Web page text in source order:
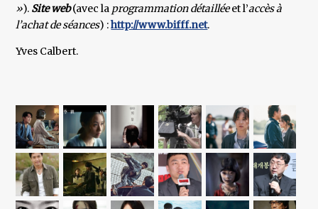
»). Site web(avec la programmation détailléeet l’accès à
l’achat de séances) :http://www.bifff.net.
Yves Calbert.